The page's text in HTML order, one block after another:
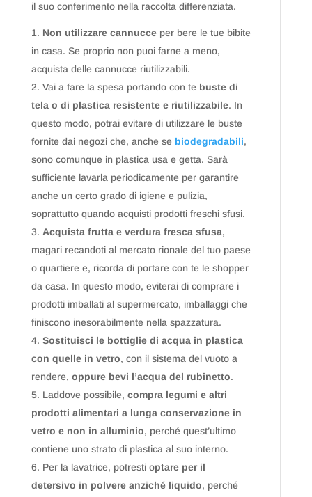
il suo conferimento nella raccolta differenziata.
Non utilizzare cannucceper bere le tue bibite
in casa. Se proprio non puoi farne a meno,
acquista delle cannucce riutilizzabili.
Vai a fare la spesa portando con te buste di
tela o di plastica resistente e riutilizzabile. In
questo modo, potrai evitare di utilizzare le buste
fornite dai negozi che, anche se biodegradabili,
sono comunque in plastica usa e getta. Sarà
sufficiente lavarla periodicamente per garantire
anche un certo grado di igiene e pulizia,
soprattutto quando acquisti prodotti freschi sfusi.
Acquista frutta e verdura fresca sfusa,
magari recandoti al mercato rionale del tuo paese
o quartiere e, ricorda di portare con te le shopper
da casa. In questo modo, eviterai di comprare i
prodotti imballati al supermercato, imballaggi che
finiscono inesorabilmente nella spazzatura.
Sostituisci le bottiglie di acqua in plastica
con quelle in vetro, con il sistema del vuoto a
rendere, oppure bevi l’acqua del rubinetto.
Laddove possibile, compra legumi e altri
prodotti alimentari a lunga conservazione in
vetro e non in alluminio, perché quest’ultimo
contiene uno strato di plastica al suo interno.
Per la lavatrice, potresti optare per il
detersivo in polvere anziché liquido, perché